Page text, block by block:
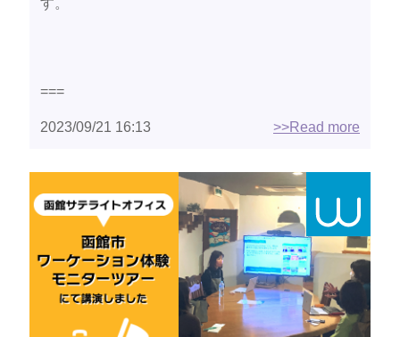
す。
===
2023/09/21 16:13 >>Read more